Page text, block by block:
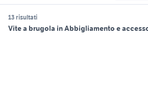
13 risultati
Vite a brugola in Abbigliamento e